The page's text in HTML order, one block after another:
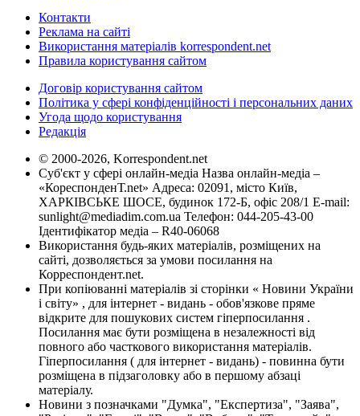
Контакти
Реклама на сайті
Використання матеріалів korrespondent.net
Правила користування сайтом
Договір користування сайтом
Політика у сфері конфіденційності і персональних даних
Угода щодо користування
Редакція
© 2000-2026, Korrespondent.net
Суб'єкт у сфері онлайн-медіа Назва онлайн-медіа –
«КореспонденТ.net» Адреса: 02091, місто Київ,
ХАРКІВСЬКЕ ШОСЕ, будинок 172-Б, офіс 208/1 E-mail:
sunlight@mediadim.com.ua Телефон: 044-205-43-00
Ідентифікатор медіа – R40-06068
Використання будь-яких матеріалів, розміщених на
сайті, дозволяється за умови посилання на
Корреспондент.net.
При копіюванні матеріалів зі сторінки « Новини України
і світу» , для інтернет - видань - обов'язкове пряме
відкрите для пошукових систем гіперпосилання .
Посилання має бути розміщена в незалежності від
повного або часткового використання матеріалів.
Гіперпосилання ( для інтернет - видань) - повинна бути
розміщена в підзаголовку або в першому абзаці
матеріалу.
Новини з позначками "Думка", "Експертиза", "Заява",